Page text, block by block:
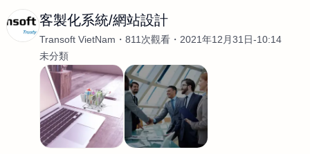
客製化系統/網站設計
Transoft VietNam 811次觀看
2021年12月31日-10:14
未分類